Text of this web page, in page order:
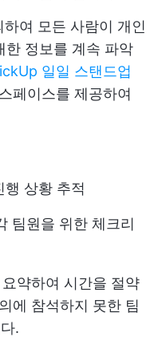
여 모든 사람이 개인
한 정보를 계속 파악
일일 스탠드업
페이스를 제공하여
행 상황 추적
팀원을 위한 체크리
요약하여 시간을 절약
에 참석하지 못한 팀
.